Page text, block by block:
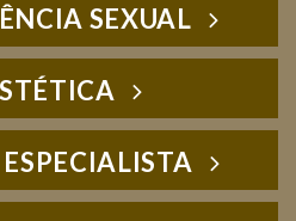
SEXUAL